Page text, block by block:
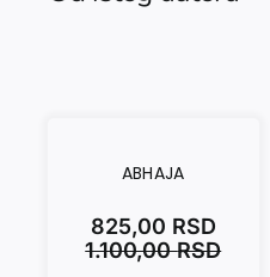
ABHAJA
1.100,00RSD
825,00 RSD